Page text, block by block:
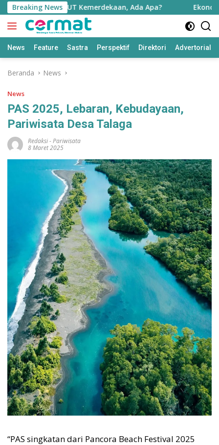
Langsung
ke
konten
Breaking News
Jelang HUT Kemerdekaan, Ada Apa? Ekonomi
News Feature Sastra Perspektif Direktori Advertorial
Beranda News
News
PAS 2025, Lebaran, Kebudayaan,
Pariwisata Desa Talaga
Redaksi-Pariwisata
8 Maret 2025
“PAS singkatan dari Pancora Beach Festival 2025